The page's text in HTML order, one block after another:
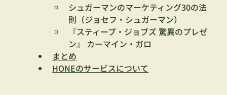
シュガーマンのマーケティング30の法
則（ジョセフ・シュガーマン）
『スティーブ・ジョブズ 驚異のプレゼ
ン』 カーマイン・ガロ
まとめ
HONEのサービスについて